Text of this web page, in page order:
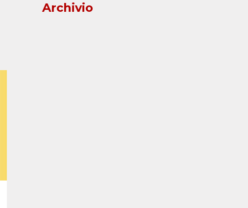
Archivio